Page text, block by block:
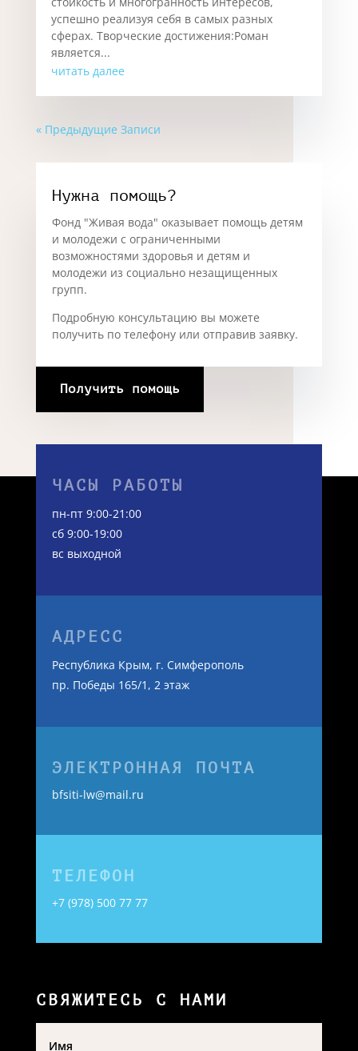
успешно реализуя себя в самых разных
сферах. Творческие достижения:Роман
является...
читать далее
« Предыдущие Записи
Нужна помощь?
Фонд "Живая вода" оказывает помощь детям
и молодежи с ограниченными
возможностями здоровья и детям и
молодежи из социально незащищенных
групп.
Подробную консультацию вы можете
получить по телефону или отправив заявку.
Получить помощь
ЧАСЫ РАБОТЫ
пн-пт 9:00-21:00
сб 9:00-19:00
вс выходной
АДРЕСС
Республика Крым, г. Симферополь
пр. Победы 165/1, 2 этаж
ЭЛЕКТРОННАЯ ПОЧТА
bfsiti-lw@mail.ru
ТЕЛЕФОН
+7 (978) 500 77 77
СВЯЖИТЕСЬ С НАМИ